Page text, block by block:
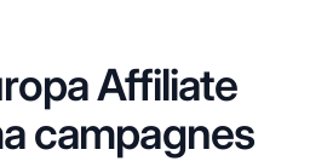
Affiliate
campagnes